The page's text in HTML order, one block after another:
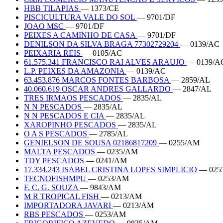
HBB TILAPIAS — 1373/CE
PISCICULTURA VALE DO SOL — 9701/DF
JOAO MSC — 9701/DF
PEIXES A CAMINHO DE CASA — 9701/DF
DENILSON DA SILVA BRAGA 77302729204 — 0139/AC
PEIXARIA REIS — 0105/AC
61.575.341 FRANCISCO RAI ALVES ARAUJO — 0139/
L.P. PEIXES DA AMAZONIA — 0139/AC
63.453.876 MARCOS FONTES BARBOSA — 2859/AL
40.060.619 OSCAR ANDRES GALLARDO — 2847/AL
TRES IRMAOS PESCADOS — 2835/AL
N N PESCADOS — 2835/AL
N N PESCADOS E CIA — 2835/AL
XAROPINHO PESCADOS — 2835/AL
O A S PESCADOS — 2785/AL
GENIELSON DE SOUSA 02186817209 — 0255/AM
MALTA PESCADOS — 0235/AM
TDY PESCADOS — 0241/AM
17.334.243 ISABEL CRISTINA LOPES SIMPLICIO —
TECNOFISHMPU — 0253/AM
F. C. G. SOUZA — 9843/AM
M R TROPICAL FISH — 0213/AM
IMPORTADORA JAVARI — 0213/AM
RBS PESCADOS — 0253/AM